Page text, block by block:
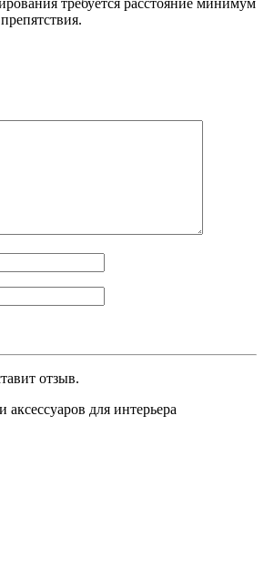
требуется расстояние минимум
отзыв.
аксессуаров для интерьера